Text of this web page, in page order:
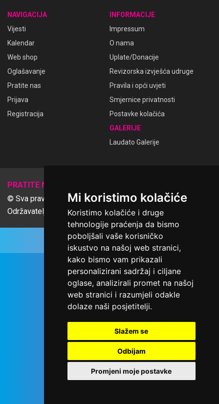
Mi koristimo kolačiće
Koristimo kolačiće i druge
tehnologije praćenja da bismo
poboljšali vaše korisničko
iskustvo na našoj web stranici,
kako bismo vam prikazali
personalizirani sadržaj i ciljane
oglase, analizirali promet na našoj
web stranici i razumjeli odakle
dolaze naši posjetitelji.
Slažem se
Odbijam
Promjeni moje postavke
NAVIGACIJA
Vijesti
Kalendar
Web shop
Oglašavanje
Pratite nas
Prijava
Registracija
INFORMACIJE
Impressum
O nama
Uplate/Donacije
Revizorska izvješća udruge
Pravila i opći uvjeti
Smjernice privatnosti
Postavke kolačića
GALERIJE
Laudato Galerije
PRATITE NAS
© Sva prava pridržana Udruga Ime dobrote
Održavatelj Netcom d.o.o., Riva 6, Rijeka